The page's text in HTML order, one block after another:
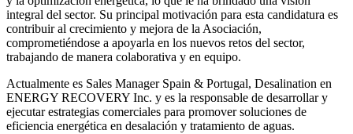
integral del sector. Su principal motivación para esta candidatura es
contribuir al crecimiento y mejora de la Asociación,
comprometiéndose a apoyarla en los nuevos retos del sector,
trabajando de manera colaborativa y en equipo.
Actualmente es Sales Manager Spain & Portugal, Desalination en
ENERGY RECOVERY Inc. y es la responsable de desarrollar y
ejecutar estrategias comerciales para promover soluciones de
eficiencia energética en desalación y tratamiento de aguas.